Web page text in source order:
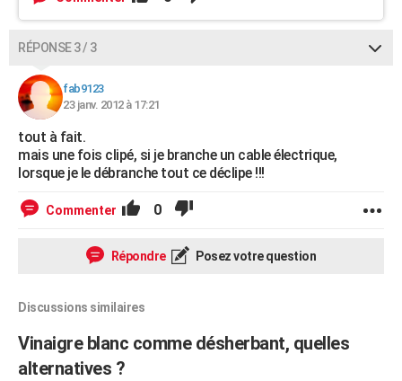
RÉPONSE 3 / 3
fab9123
23 janv. 2012 à 17:21
tout à fait.
mais une fois clipé, si je branche un cable électrique,
lorsque je le débranche tout ce déclipe !!!
Commenter 0
Répondre Posez votre question
Discussions similaires
Vinaigre blanc comme désherbant, quelles
alternatives ?